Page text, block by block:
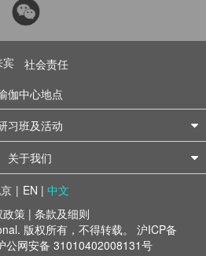
宾
社会责任
伽中心地点
习班及活动
关于我们
| EN | 中文
政策 | 条款及细则
版权所有，不得转载。 沪ICP备
公网安备 31010402008131号